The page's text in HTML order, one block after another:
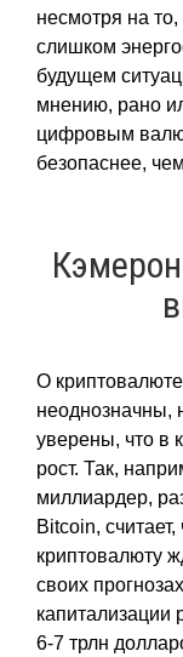
несмотря на
слишком
будущем
мнению, рано
цифровым
безопаснее,
О
неоднозначны,
уверены, что в
рост. Так,
миллиардер,
Bitcoin,
криптовалюту
своих
капитализации
6-7 трлн